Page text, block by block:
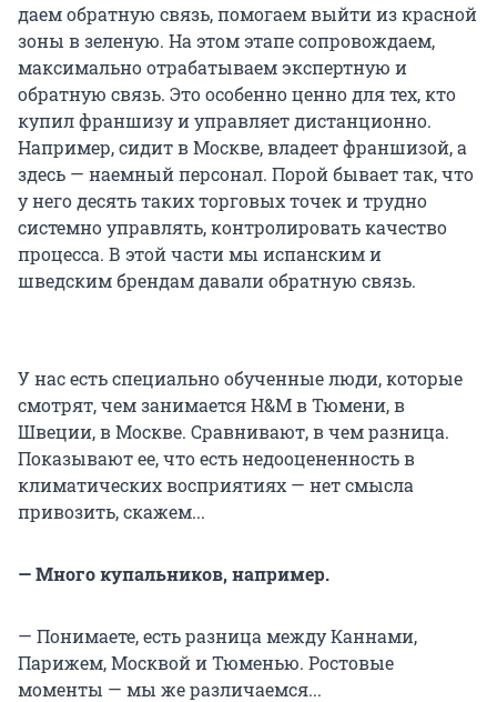
даем обратную связь, помогаем выйти из красной
зоны в зеленую. На этом этапе сопровождаем,
максимально отрабатываем экспертную и
обратную связь. Это особенно ценно для тех, кто
купил франшизу и управляет дистанционно.
Например, сидит в Москве, владеет франшизой, а
здесь — наемный персонал. Порой бывает так, что
у него десять таких торговых точек и трудно
системно управлять, контролировать качество
процесса. В этой части мы испанским и
шведским брендам давали обратную связь.
У нас есть специально обученные люди, которые
смотрят, чем занимается H&M в Тюмени, в
Швеции, в Москве. Сравнивают, в чем разница.
Показывают ее, что есть недооцененность в
климатических восприятиях — нет смысла
привозить, скажем...
— Много купальников, например.
— Понимаете, есть разница между Каннами,
Парижем, Москвой и Тюменью. Ростовые
моменты — мы же различаемся...